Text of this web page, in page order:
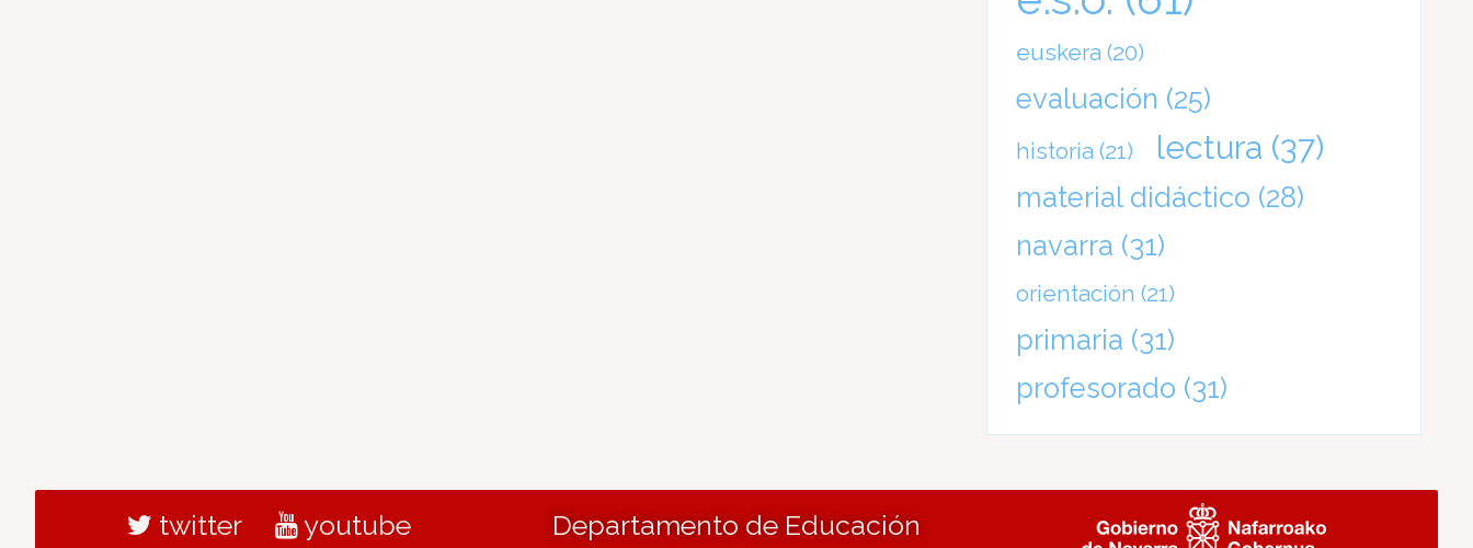
euskera (20)
evaluación (25)
historia (21) lectura (37)
material didáctico (28)
navarra (31)
orientación (21)
primaria (31)
profesorado (31)
twitter youtube Departamento de Educación